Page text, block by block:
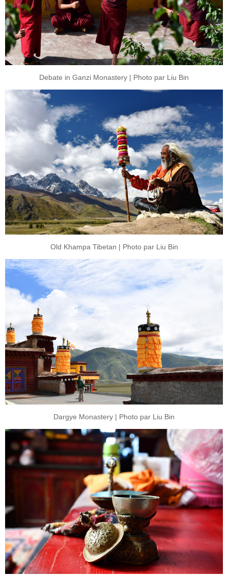
Debate in Ganzi Monastery | Photo par Liu Bin
Old Khampa Tibetan | Photo par Liu Bin
Dargye Monastery | Photo par Liu Bin